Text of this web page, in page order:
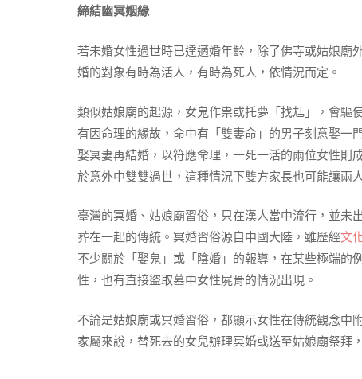
締結幽冥姻緣
若未婚女性過世時已達適婚年齡，除了佛寺或姑娘廟
婚的對象有時為活人，有時為死人，依情況而定。
類似姑娘廟的起源，女鬼作祟或托夢「找尪」，會驅
有因命理的緣故，命中有「雙妻命」的男子刻意娶一
娶冥妻再結婚，以符應命理，一死一活的兩位女性則
於意外中雙雙過世，這種情況下雙方家長也可能讓兩
臺灣的冥婚、姑娘廟習俗，只在漢人當中流行，並未
葬在一起的傳統。冥婚習俗源自中國大陸，雖歷經文
不少關於「娶鬼」或「陰婚」的報導，在某些極端的
性，也有直接盜取墓中女性屍骨的情況出現。
不論是姑娘廟或冥婚習俗，都顯示女性在傳統觀念中
家屬來說，替死去的女兒辦理冥婚或送至姑娘廟祭拜